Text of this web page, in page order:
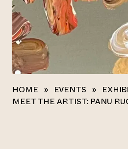
HOME » EVENTS »
MEET THE ARTIST: PANU